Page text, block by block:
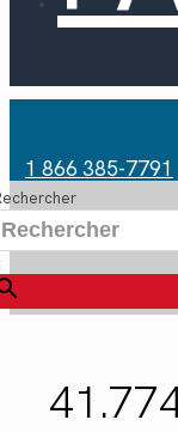
1 866 385-7791